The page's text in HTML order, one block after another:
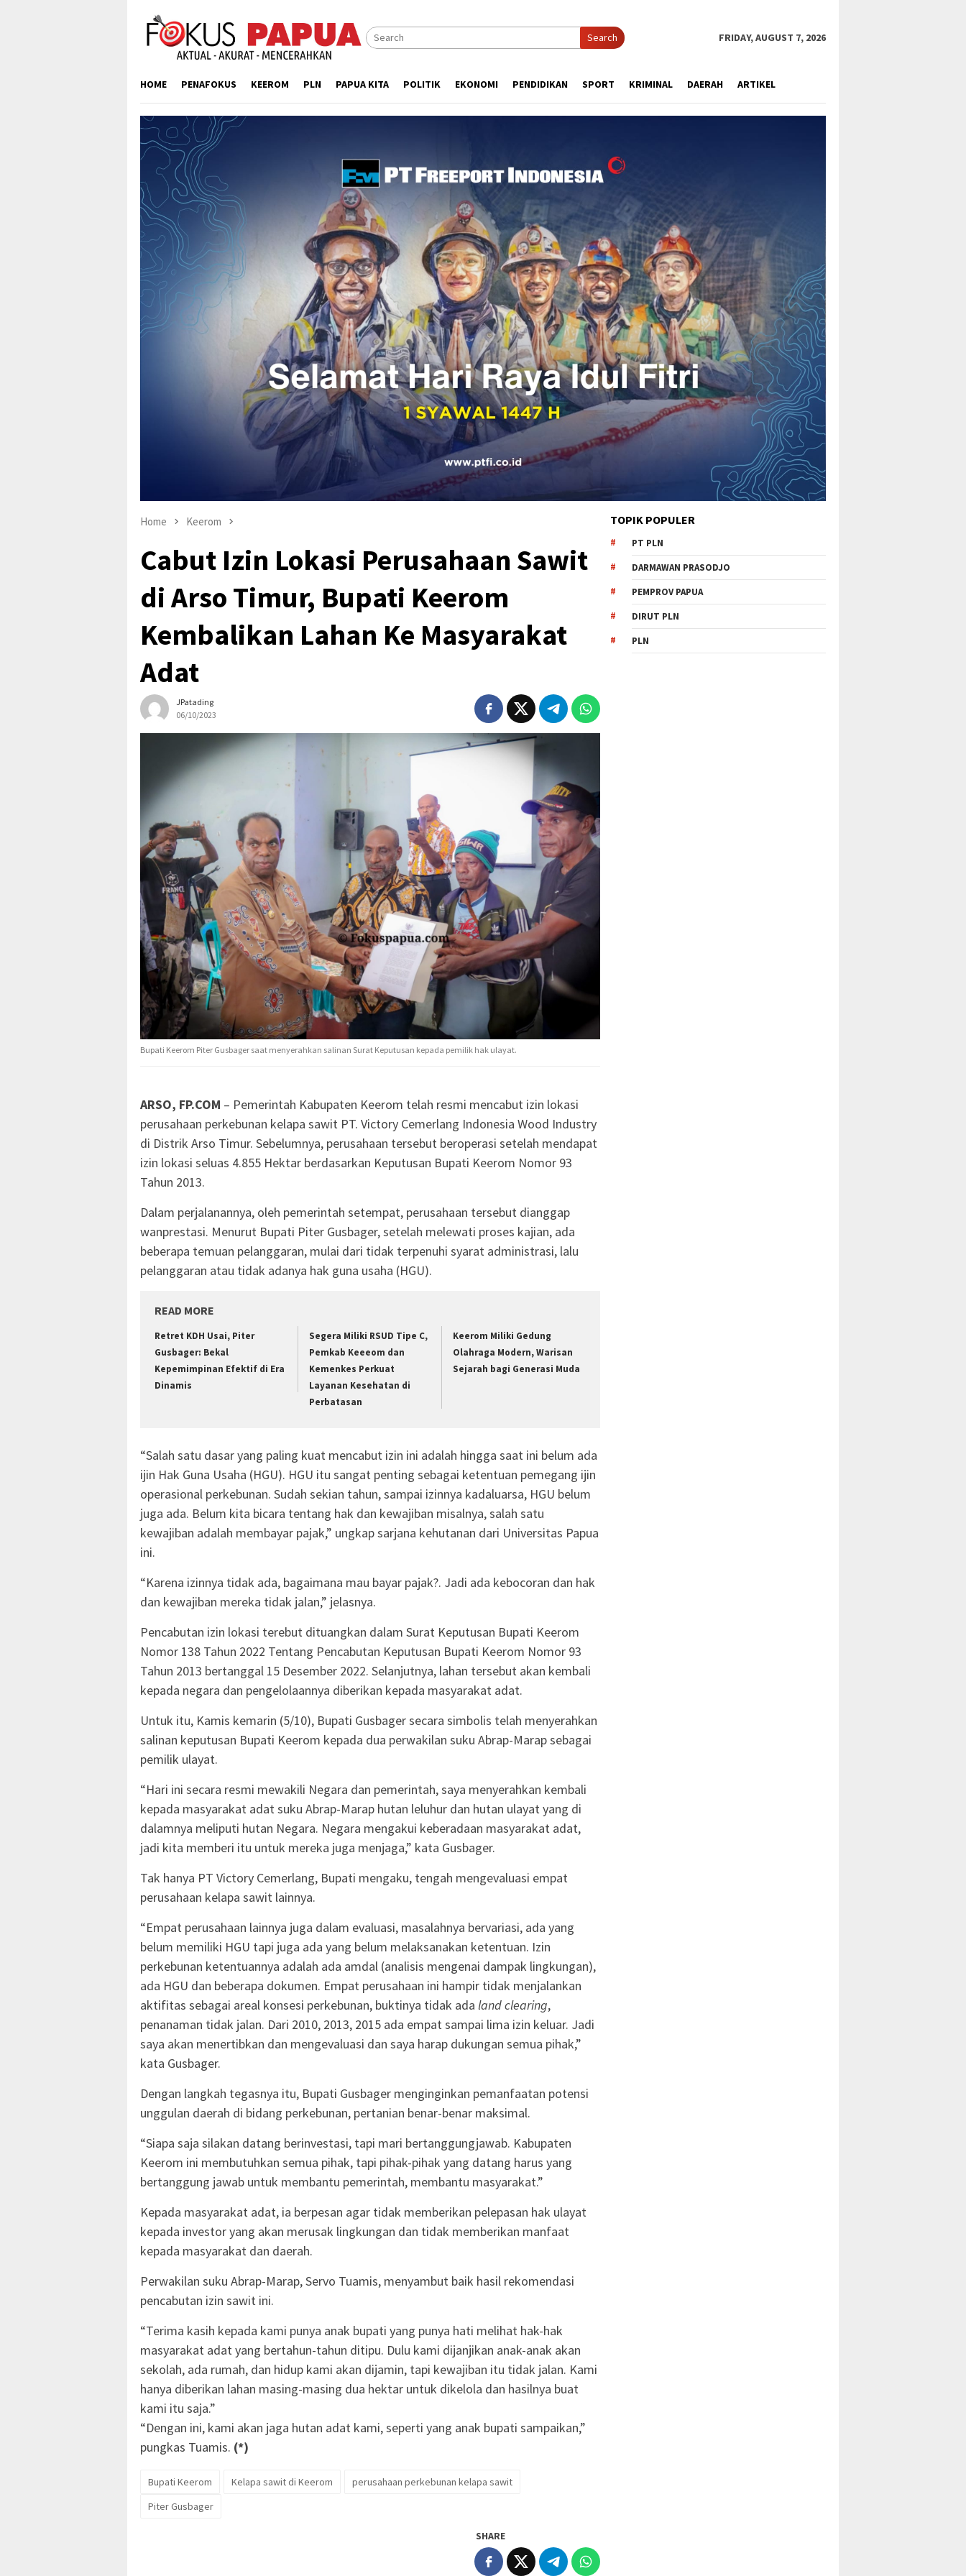
content
Search FRIDAY, AUGUST 7, 2026
HOME PENAFOKUS KEEROM PLN PAPUA KITA POLITIK EKONOMI PENDIDIKAN SPORT KRIMINAL DAERAH ARTIKEL
Home Keerom
Cabut Izin Lokasi Perusahaan Sawit
di Arso Timur, Bupati Keerom
Kembalikan Lahan Ke Masyarakat
Adat
JPatading
06/10/2023
Bupati Keerom Piter Gusbager saat menyerahkan salinan Surat Keputusan kepada pemilik hak ulayat.
ARSO, FP.COM – Pemerintah Kabupaten Keerom telah resmi mencabut izin lokasi
perusahaan perkebunan kelapa sawit PT. Victory Cemerlang Indonesia Wood Industry
di Distrik Arso Timur. Sebelumnya, perusahaan tersebut beroperasi setelah mendapat
izin lokasi seluas 4.855 Hektar berdasarkan Keputusan Bupati Keerom Nomor 93
Tahun 2013.
Dalam perjalanannya, oleh pemerintah setempat, perusahaan tersebut dianggap
wanprestasi. Menurut Bupati Piter Gusbager, setelah melewati proses kajian, ada
beberapa temuan pelanggaran, mulai dari tidak terpenuhi syarat administrasi, lalu
pelanggaran atau tidak adanya hak guna usaha (HGU).
READ MORE
Retret KDH Usai, Piter
Gusbager: Bekal
Kepemimpinan Efektif di Era
Dinamis
Segera Miliki RSUD Tipe C,
Pemkab Keeeom dan
Kemenkes Perkuat
Layanan Kesehatan di
Perbatasan
Keerom Miliki Gedung
Olahraga Modern, Warisan
Sejarah bagi Generasi Muda
“Salah satu dasar yang paling kuat mencabut izin ini adalah hingga saat ini belum ada
ijin Hak Guna Usaha (HGU). HGU itu sangat penting sebagai ketentuan pemegang ijin
operasional perkebunan. Sudah sekian tahun, sampai izinnya kadaluarsa, HGU belum
juga ada. Belum kita bicara tentang hak dan kewajiban misalnya, salah satu
kewajiban adalah membayar pajak,” ungkap sarjana kehutanan dari Universitas Papua
ini.
“Karena izinnya tidak ada, bagaimana mau bayar pajak?. Jadi ada kebocoran dan hak
dan kewajiban mereka tidak jalan,” jelasnya.
Pencabutan izin lokasi terebut dituangkan dalam Surat Keputusan Bupati Keerom
Nomor 138 Tahun 2022 Tentang Pencabutan Keputusan Bupati Keerom Nomor 93
Tahun 2013 bertanggal 15 Desember 2022. Selanjutnya, lahan tersebut akan kembali
kepada negara dan pengelolaannya diberikan kepada masyarakat adat.
Untuk itu, Kamis kemarin (5/10), Bupati Gusbager secara simbolis telah menyerahkan
salinan keputusan Bupati Keerom kepada dua perwakilan suku Abrap-Marap sebagai
pemilik ulayat.
“Hari ini secara resmi mewakili Negara dan pemerintah, saya menyerahkan kembali
kepada masyarakat adat suku Abrap-Marap hutan leluhur dan hutan ulayat yang di
dalamnya meliputi hutan Negara. Negara mengakui keberadaan masyarakat adat,
jadi kita memberi itu untuk mereka juga menjaga,” kata Gusbager.
Tak hanya PT Victory Cemerlang, Bupati mengaku, tengah mengevaluasi empat
perusahaan kelapa sawit lainnya.
“Empat perusahaan lainnya juga dalam evaluasi, masalahnya bervariasi, ada yang
belum memiliki HGU tapi juga ada yang belum melaksanakan ketentuan. Izin
perkebunan ketentuannya adalah ada amdal (analisis mengenai dampak lingkungan),
ada HGU dan beberapa dokumen. Empat perusahaan ini hampir tidak menjalankan
aktifitas sebagai areal konsesi perkebunan, buktinya tidak ada land clearing,
penanaman tidak jalan. Dari 2010, 2013, 2015 ada empat sampai lima izin keluar. Jadi
saya akan menertibkan dan mengevaluasi dan saya harap dukungan semua pihak,”
kata Gusbager.
Dengan langkah tegasnya itu, Bupati Gusbager menginginkan pemanfaatan potensi
unggulan daerah di bidang perkebunan, pertanian benar-benar maksimal.
“Siapa saja silakan datang berinvestasi, tapi mari bertanggungjawab. Kabupaten
Keerom ini membutuhkan semua pihak, tapi pihak-pihak yang datang harus yang
bertanggung jawab untuk membantu pemerintah, membantu masyarakat.”
Kepada masyarakat adat, ia berpesan agar tidak memberikan pelepasan hak ulayat
kepada investor yang akan merusak lingkungan dan tidak memberikan manfaat
kepada masyarakat dan daerah.
Perwakilan suku Abrap-Marap, Servo Tuamis, menyambut baik hasil rekomendasi
pencabutan izin sawit ini.
“Terima kasih kepada kami punya anak bupati yang punya hati melihat hak-hak
masyarakat adat yang bertahun-tahun ditipu. Dulu kami dijanjikan anak-anak akan
sekolah, ada rumah, dan hidup kami akan dijamin, tapi kewajiban itu tidak jalan. Kami
hanya diberikan lahan masing-masing dua hektar untuk dikelola dan hasilnya buat
kami itu saja.”
“Dengan ini, kami akan jaga hutan adat kami, seperti yang anak bupati sampaikan,”
pungkas Tuamis. (*)
Bupati Keerom Kelapa sawit di Keerom
perusahaan perkebunan kelapa sawit
Piter Gusbager
SHARE
TOPIK POPULER
PT PLN
DARMAWAN PRASODJO
PEMPROV PAPUA
DIRUT PLN
PLN